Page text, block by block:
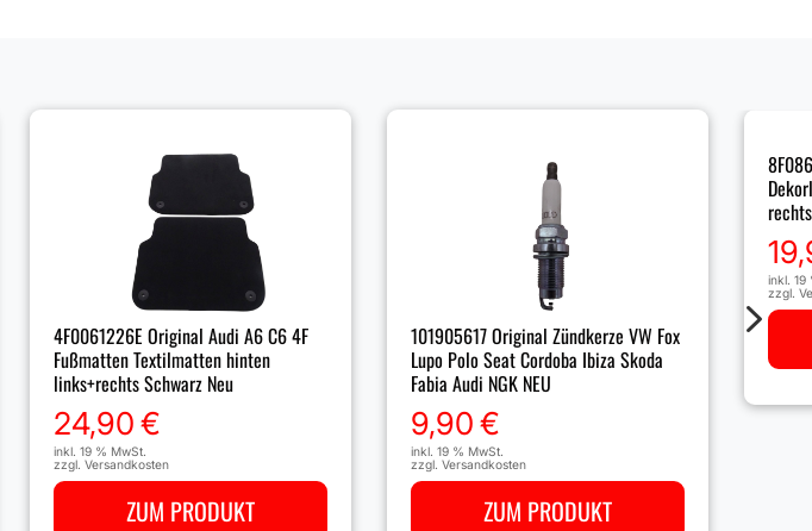
4F0061226E Original Audi A6 C6 4F
Fußmatten Textilmatten hinten
links+rechts Schwarz Neu
24,90€
inkl. 19 % MwSt.
zzgl. Versandkosten
ZUM PRODUKT
101905617 Original Zündkerze VW Fox
Lupo Polo Seat Cordoba Ibiza Skoda
Fabia Audi NGK NEU
9,90€
inkl. 19 % MwSt.
zzgl. Versandkosten
ZUM PRODUKT
rechts
inkl. 19
zzgl.
5